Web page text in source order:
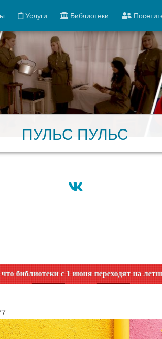
Услуги Библиотеки
ПУЛЬС ПУЛЬС
с 1 июня переходят на летний график